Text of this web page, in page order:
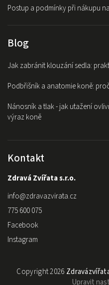
Postup a podmínky při nákupu
Blog
Jak zabránit klouzání sedla:
Podbřišník a anatomie koně:
Nánosník a tlak - jak utažení
výraz koně
Kontakt
Zdravá Zvířata s.r.o.
info@zdravazvirata.cz
775 600 075
Facebook
Instagram
Copyright 2026
Upravit